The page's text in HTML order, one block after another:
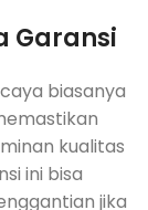
Garansi
biasanya
kualitas
ini bisa
jika